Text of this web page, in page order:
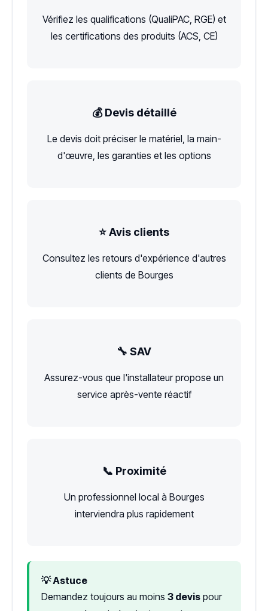
Vérifiez les qualifications (QualiPAC, RGE) et
les certifications des produits (ACS, CE)
💰 Devis détaillé
Le devis doit préciser le matériel, la main-
d'œuvre, les garanties et les options
⭐ Avis clients
Consultez les retours d'expérience d'autres
clients de Bourges
🔧 SAV
Assurez-vous que l'installateur propose un
service après-vente réactif
📞 Proximité
Un professionnel local à Bourges
interviendra plus rapidement
💡 Astuce
Demandez toujours au moins 3 devis pour